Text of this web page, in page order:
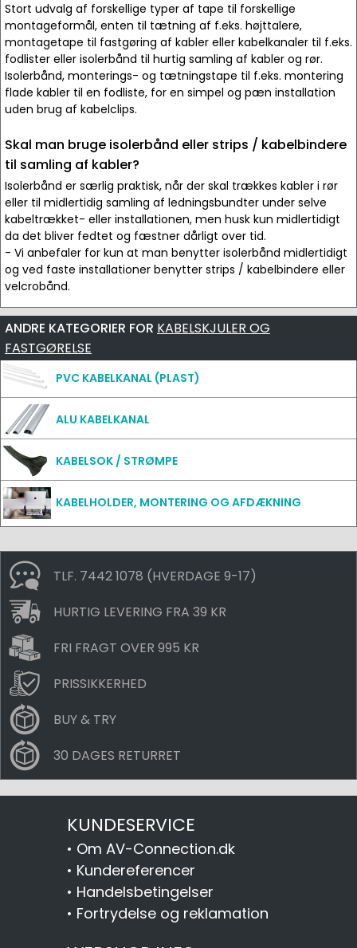
Stort udvalg af forskellige typer af tape til forskellige
montageformål, enten til tætning af f.eks. højttalere,
montagetape til fastgøring af kabler eller kabelkanaler til f.eks.
fodlister eller isolerbånd til hurtig samling af kabler og rør.
Isolerbånd, monterings- og tætningstape til f.eks. montering
flade kabler til en fodliste, for en simpel og pæn installation
uden brug af kabelclips.
Skal man bruge isolerbånd eller strips / kabelbindere
til samling af kabler?
Isolerbånd er særlig praktisk, når der skal trækkes kabler i rør
eller til midlertidig samling af ledningsbundter under selve
kabeltrækket- eller installationen, men husk kun midlertidigt
da det bliver fedtet og fæstner dårligt over tid.
- Vi anbefaler for kun at man benytter isolerbånd midlertidigt
og ved faste installationer benytter strips / kabelbindere eller
velcrobånd.
ANDRE KATEGORIER FOR KABELSKJULER OG
FASTGØRELSE
PVC KABELKANAL (PLAST)
ALU KABELKANAL
KABELSOK / STRØMPE
KABELHOLDER, MONTERING OG AFDÆKNING
TLF. 7442 1078 (HVERDAGE 9-17)
HURTIG LEVERING FRA 39 KR
FRI FRAGT OVER 995 KR
PRISSIKKERHED
BUY & TRY
30 DAGES RETURRET
KUNDESERVICE
• Om AV-Connection.dk
• Kundereferencer
• Handelsbetingelser
• Fortrydelse og reklamation